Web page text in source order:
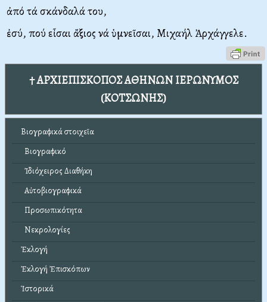
ἀπό τά σκάνδαλά του,
ἐσύ, πού εἶσαι ἄξιος νά ὑμνεῖσαι, Μιχαήλ Ἀρχάγγελε.
† ΑΡΧΙΕΠΙΣΚΟΠΟΣ ΑΘΗΝΩΝ ΙΕΡΩΝΥΜΟΣ
(ΚΟΤΣΩΝΗΣ)
Βιογραφικά στοιχεῖα
Βιογραφικό
Ἰδιόχειρος Διαθήκη
Αὐτοβιογραφικά
Προσωπικότητα
Νεκρολογίες
Ἐκλογή
Ἐκλογή Ἐπισκόπων
Ἱστορικά